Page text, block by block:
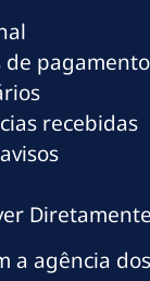
de pagamento
recebidas
a agência